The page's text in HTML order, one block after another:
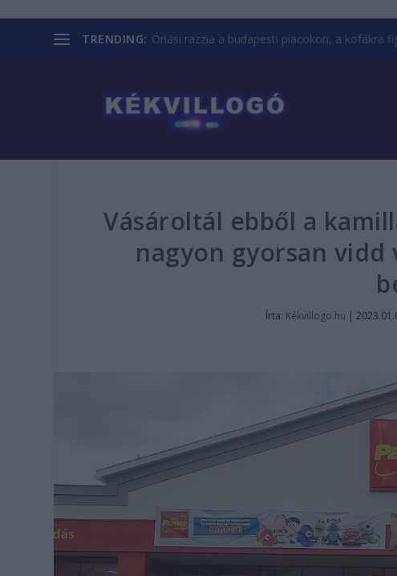
TRENDING: Óriási razzia a budapesti piacokon, a kofákra
Vásároltál ebből a
nagyon gyorsan vidd
Írta: Kékvillogo.hu |